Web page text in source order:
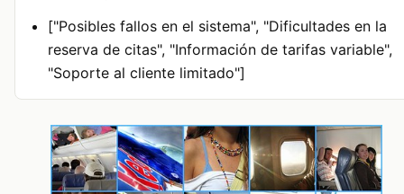
["Posibles fallos en el sistema", "Dificultades en la
reserva de citas", "Información de tarifas variable",
"Soporte al cliente limitado"]